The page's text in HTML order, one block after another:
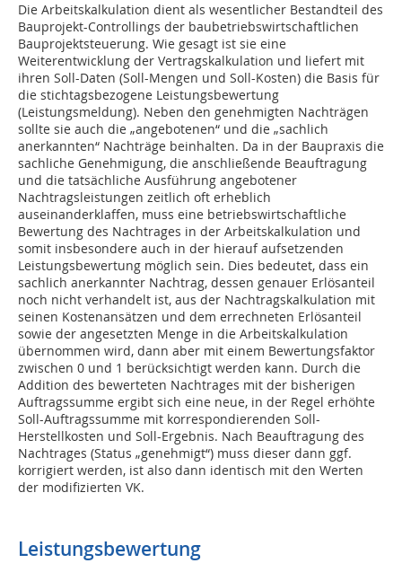
Die Arbeitskalkulation dient als wesentlicher Bestandteil des
Bauprojekt-Controllings der baubetriebswirtschaftlichen
Bauprojektsteuerung. Wie gesagt ist sie eine
Weiterentwicklung der Vertragskalkulation und liefert mit
ihren Soll-Daten (Soll-Mengen und Soll-Kosten) die Basis für
die stichtagsbezogene Leistungsbewertung
(Leistungsmeldung). Neben den genehmigten Nachträgen
sollte sie auch die „angebotenen“ und die „sachlich
anerkannten“ Nachträge beinhalten. Da in der Baupraxis die
sachliche Genehmigung, die anschließende Beauftragung
und die tatsächliche Ausführung angebotener
Nachtragsleistungen zeitlich oft erheblich
auseinanderklaffen, muss eine betriebswirtschaftliche
Bewertung des Nachtrages in der Arbeitskalkulation und
somit insbesondere auch in der hierauf aufsetzenden
Leistungsbewertung möglich sein. Dies bedeutet, dass ein
sachlich anerkannter Nachtrag, dessen genauer Erlösanteil
noch nicht verhandelt ist, aus der Nachtragskalkulation mit
seinen Kostenansätzen und dem errechneten Erlösanteil
sowie der angesetzten Menge in die Arbeitskalkulation
übernommen wird, dann aber mit einem Bewertungsfaktor
zwischen 0 und 1 berücksichtigt werden kann. Durch die
Addition des bewerteten Nachtrages mit der bisherigen
Auftragssumme ergibt sich eine neue, in der Regel erhöhte
Soll-Auftragssumme mit korrespondierenden Soll-
Herstellkosten und Soll-Ergebnis. Nach Beauftragung des
Nachtrages (Status „genehmigt“) muss dieser dann ggf.
korrigiert werden, ist also dann identisch mit den Werten
der modifizierten VK.
Leistungsbewertung